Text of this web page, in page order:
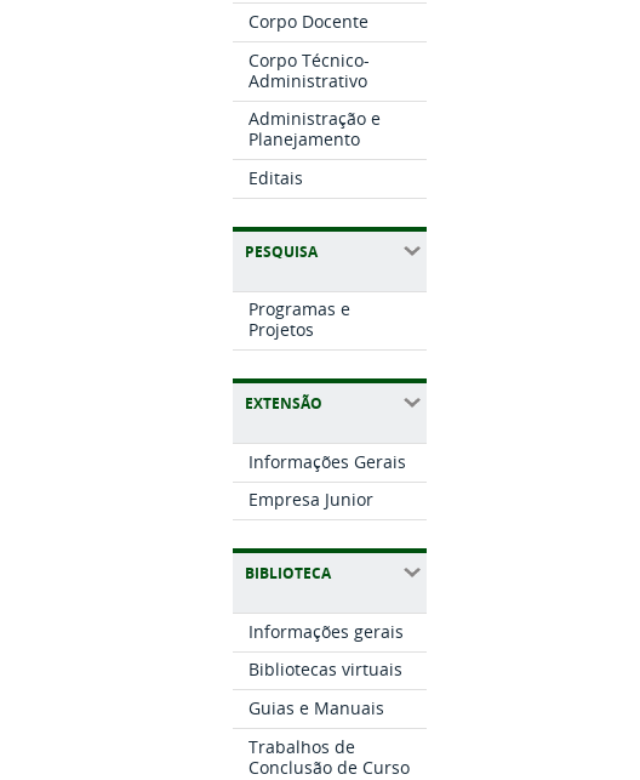
Corpo Docente
Corpo Técnico-
Administrativo
Administração e
Planejamento
Editais
PESQUISA
Programas e
Projetos
EXTENSÃO
Informações Gerais
Empresa Junior
BIBLIOTECA
Informações gerais
Bibliotecas virtuais
Guias e Manuais
Trabalhos de
Conclusão de Curso